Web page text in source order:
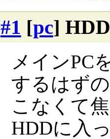
#1 [pc]
メインPC
するはず
こなくて
HDDに入